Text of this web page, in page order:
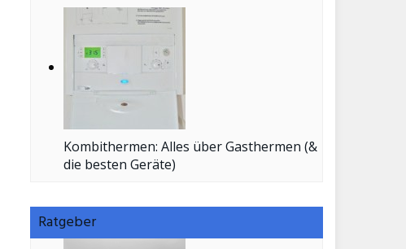
Kombithermen: Alles über Gasthermen (&
die besten Geräte)
Ratgeber